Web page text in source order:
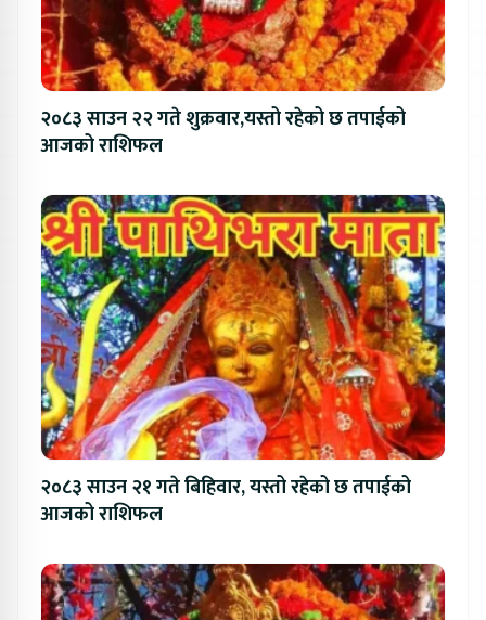
२०८३ साउन २२ गते शुक्रवार,यस्तो रहेको छ तपाईको
आजको राशिफल
२०८३ साउन २१ गते बिहिवार, यस्तो रहेको छ तपाईको
आजको राशिफल